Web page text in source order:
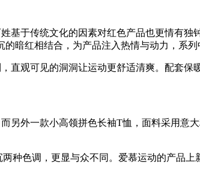
于传统文化的因素对红色产品也更情有独
暗红相结合，为产品注入热情与动力，系
直观可见的洞洞让运动更舒适清爽。配套
另外一款小高领拼色长袖T恤，面料采用意
种色调，更显与众不同。爱慕运动的产品